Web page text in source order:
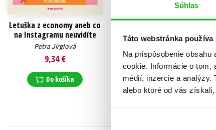
Súhlas
Táto webstránka
Na prispôsobenie
cookie. Informácie o tom,
médií, inzercie a
alebo ktoré od vás
Letuška z economy aneb co
na Instagramu neuvidíte
Petra Jirglová
9,34 €
Do košíka
na Instagramu neuvidíte
(audiokniha)
Petra Jirglová
9,17 €
Do košíka